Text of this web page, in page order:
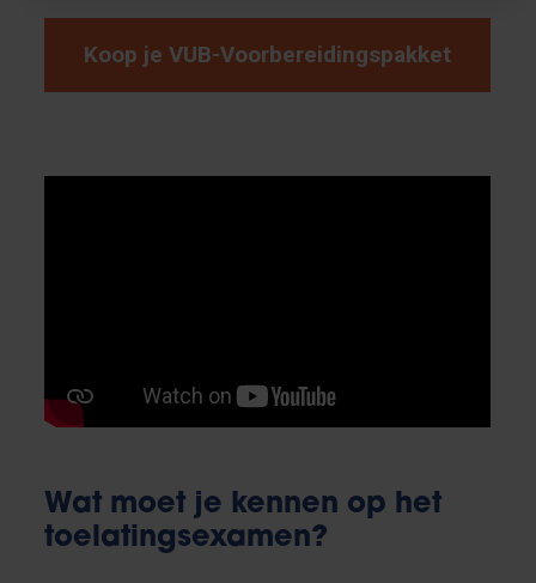
Koop je VUB-Voorbereidingspakket
Wat moet je kennen op het
toelatingsexamen?